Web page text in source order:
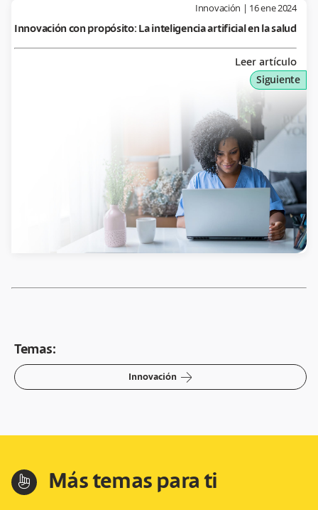
Siguiente
Innovación | 16 ene 2024
Innovación con propósito: La inteligencia artificial en la salud
Leer artículo
Temas:
Innovación arrow-right
hand-index Más temas para ti